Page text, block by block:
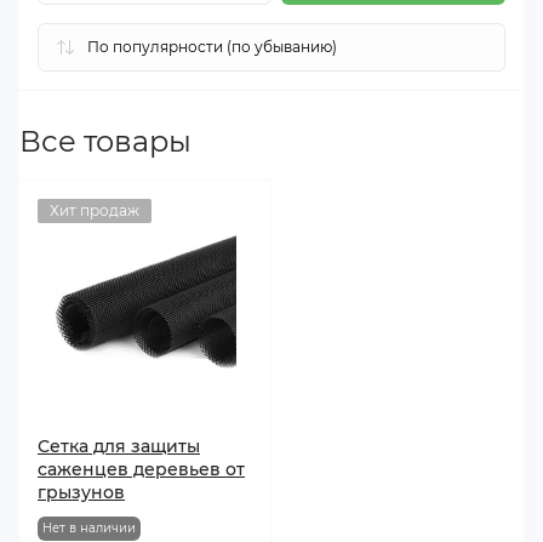
Все товары
Хит продаж
Сетка для защиты
саженцев деревьев от
грызунов
Нет в наличии